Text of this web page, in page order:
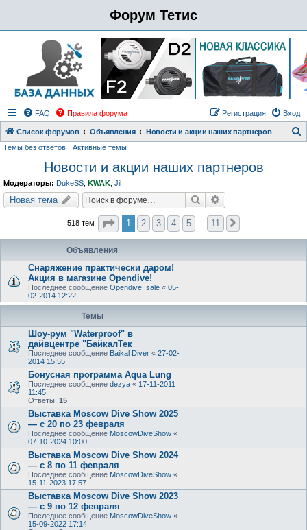
Форум Тетис
FAQ Правила форума Вход
Регистрация
Список форумов Объявления Новости и акции наших партнеров
Темы без ответов Активные темы
Новости и акции наших партнеров
Модераторы: DukeSS KWAK Jil
Новая тема Поиск
518 тем Страница1 из
1 2 3 4 5 11
Объявления
Снаряжение практически даром!
Акция в магазине Opendive!
Последнее сообщение Opendive_sale « 05-
02-2014 12:22
Темы
Шоу-рум "Waterproof" в
дайвцентре "БайкалТек
Последнее сообщение Baikal Diver « 27-02-
2014 15:55
Бонусная программа Aqua Lung
Последнее сообщение dezya « 17-11-2011
11:45
Ответы: 15
Выставка Moscow Dive Show 2025
— с 20 по 23 февраля
Последнее сообщение MoscowDiveShow «
07-10-2024 10:00
Выставка Moscow Dive Show 2024
— с 8 по 11 февраля
Последнее сообщение MoscowDiveShow «
15-11-2023 17:57
Выставка Moscow Dive Show 2023
— с 9 по 12 февраля
Последнее сообщение MoscowDiveShow «
15-09-2022 17:14